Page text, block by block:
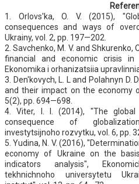
1. Orlovs'ka, O. V. (2015),
consequences and ways of
Ukrainy, vol. 2, pp. 197—202.
2. Savchenko, M. V. and Shkurenko,
financial and economic crisis
Ekonomika i orhanizatsiia
3. Den'kovych, L. L and Polahnyn D.
and their impact on the economy
5(2), pp. 694—698.
4. Viter, I. I. (2014), "The
consequence of
investytsijnoho rozvytku, vol. 6, pp.
5. Yudina, N. V. (2016),
economy of Ukraine on the
indicators analysis",
tekhnichnoho universytetu